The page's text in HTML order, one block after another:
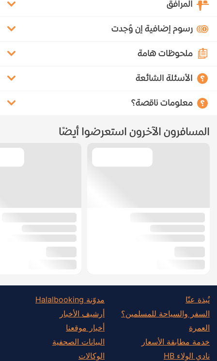
المرافق
رسوم إضافية إن وُجدت
ملحوظات هامة
الأسئلة الشائعة
معلومات ناقصة؟
المسافرون الآخرون استعرضوا أيضًا
نُبذة عنّا
السفر والسياحة للمسلمين؟
العمرة
خدمة مطابقة الأسعار
نادي الولاء HB
مدوّنة Halalbooking
أرشيف الأخبار
أخبار موقعنا
البيانات الصحفية
الوكالات